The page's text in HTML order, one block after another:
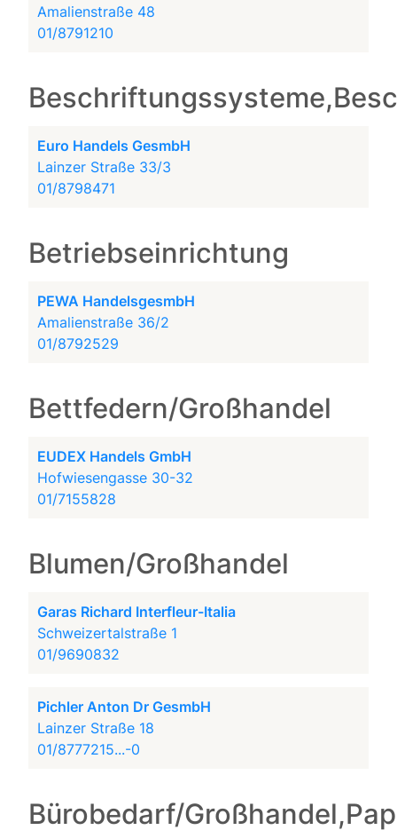
Amalienstraße 48
01/8791210
Euro Handels GesmbH
Lainzer Straße 33/3
01/8798471
Betriebseinrichtung
PEWA HandelsgesmbH
Amalienstraße 36/2
01/8792529
Bettfedern/Großhandel
EUDEX Handels GmbH
Hofwiesengasse 30-32
01/7155828
Blumen/Großhandel
Garas Richard Interfleur-Italia
Schweizertalstraße 1
01/9690832
Pichler Anton Dr GesmbH
Lainzer Straße 18
01/8777215...-0
Bürobedarf/